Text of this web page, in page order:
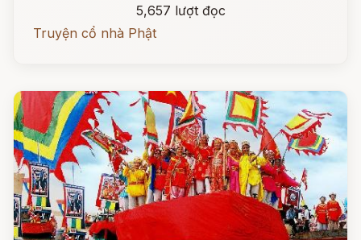
5,657 lượt đọc
Truyện cổ nhà Phật